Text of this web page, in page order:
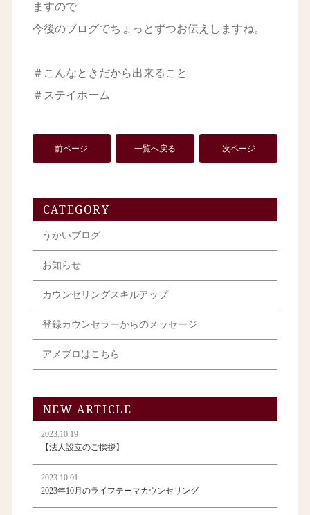
ますので
今後のブログでちょっとずつお伝えしますね。
＃こんなときだから出来ること
＃ステイホーム
前ページ 一覧へ戻る 次ページ
CATEGORY
うかいブログ
お知らせ
カウンセリングスキルアップ
登録カウンセラーからのメッセージ
アメブロはこちら
NEW ARTICLE
2023.10.19
【法人設立のご挨拶】
2023.10.01
2023年10月のライフテーマカウンセリング